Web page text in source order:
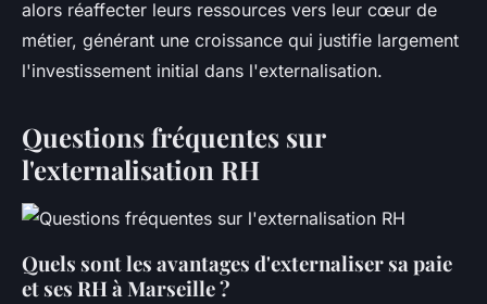
alors réaffecter leurs ressources vers leur cœur de
métier, générant une croissance qui justifie largement
l'investissement initial dans l'externalisation.
Questions fréquentes sur
l'externalisation RH
Quels sont les avantages d'externaliser sa paie
et ses RH à Marseille ?